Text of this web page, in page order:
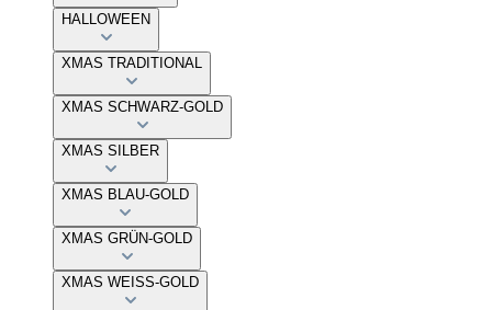
HALLOWEEN
XMAS TRADITIONAL
XMAS SCHWARZ-GOLD
XMAS SILBER
XMAS BLAU-GOLD
XMAS GRÜN-GOLD
XMAS WEISS-GOLD